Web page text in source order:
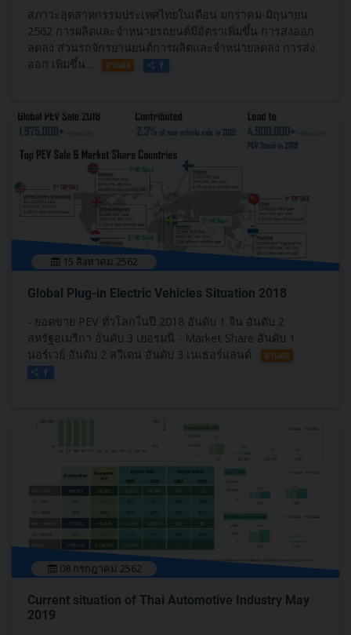
สภาวะอุตสาหกรรมประเทศไทยในเดือน มกราคม-มิถุนายน
2562 การผลิตและจำหน่ายรถยนต์มีอัตราเพิ่มขึ้น การส่งออก
ลดลง ส่วนรถจักรยานยนต์การผลิตและจำหน่ายลดลง การส่ง
ออก เพิ่มขึ้น...
อ่านต่อ
15 สิงหาคม 2562
Global Plug-in Electric Vehicles Situation 2018
- ยอดขาย PEV ทั่วโลกในปี 2018 อันดับ 1 จีน อันดับ 2
สหรัฐอเมริกา อันดับ 3 เยอรมนี - Market Share อันดับ 1
นอร์เวย์ อันดับ 2 สวีเดน อันดับ 3 เนเธอร์แลนด์
อ่านต่อ
08 กรกฎาคม 2562
Current situation of Thai Automotive Industry May
2019